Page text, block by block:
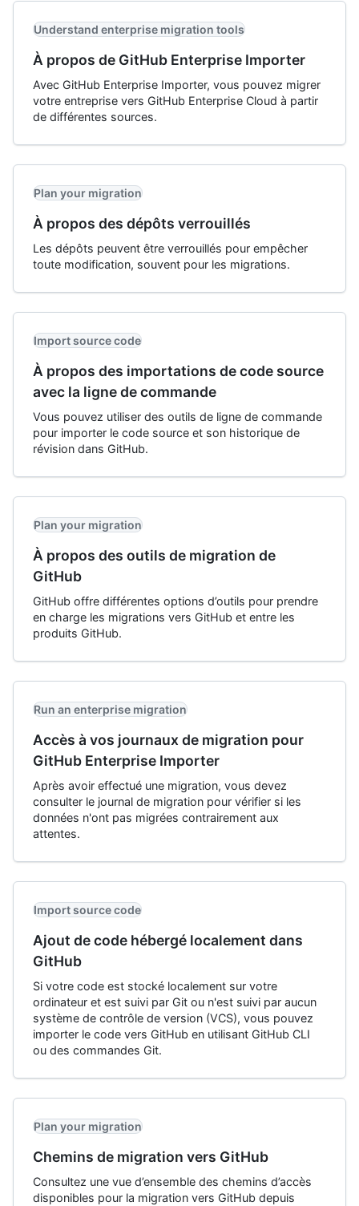
Understand enterprise migration tools
À propos de GitHub Enterprise Importer
Avec GitHub Enterprise Importer, vous pouvez migrer
votre entreprise vers GitHub Enterprise Cloud à partir
de différentes sources.
Plan your migration
À propos des dépôts verrouillés
Les dépôts peuvent être verrouillés pour empêcher
toute modification, souvent pour les migrations.
Import source code
À propos des importations de code source
avec la ligne de commande
Vous pouvez utiliser des outils de ligne de commande
pour importer le code source et son historique de
révision dans GitHub.
Plan your migration
À propos des outils de migration de
GitHub
GitHub offre différentes options d’outils pour prendre
en charge les migrations vers GitHub et entre les
produits GitHub.
Run an enterprise migration
Accès à vos journaux de migration pour
GitHub Enterprise Importer
Après avoir effectué une migration, vous devez
consulter le journal de migration pour vérifier si les
données n'ont pas migrées contrairement aux
attentes.
Import source code
Ajout de code hébergé localement dans
GitHub
Si votre code est stocké localement sur votre
ordinateur et est suivi par Git ou n'est suivi par aucun
système de contrôle de version (VCS), vous pouvez
importer le code vers GitHub en utilisant GitHub CLI
ou des commandes Git.
Plan your migration
Chemins de migration vers GitHub
Consultez une vue d’ensemble des chemins d’accès
disponibles pour la migration vers GitHub depuis